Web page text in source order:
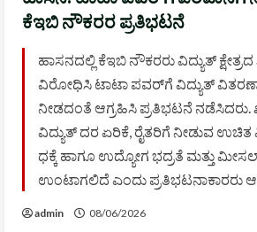
ಕೆಇಬಿ ನೌಕರರ ಪ್ರತಿಭಟನೆ
ಹಾಸನದಲ್ಲಿ ಕೆಇಬಿ ನೌಕರರು ವಿದ್ಯುತ್
ವಿರೋಧಿಸಿ ಟಾಟಾ ಪವರ್‌ಗೆ ವಿದ್ಯುತ್
ನೀಡದಂತೆ ಆಗ್ರಹಿಸಿ ಪ್ರತಿಭಟನೆ
ವಿದ್ಯುತ್ ದರ ಏರಿಕೆ, ರೈತರಿಗೆ ನೀಡುವ
ಧಕ್ಕೆ ಹಾಗೂ ಉದ್ಯೋಗ ಭದ್ರತೆ ಮತ್ತು
ಉಂಟಾಗಲಿದೆ ಎಂದು ಪ್ರತಿಭಟನಾಕಾರರು
admin 08/06/2026